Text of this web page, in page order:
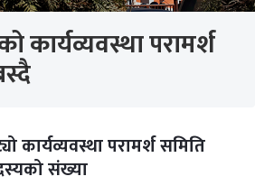
कार्यव्यवस्था परामर्श
कार्यव्यवस्था परामर्श समिति
संख्या